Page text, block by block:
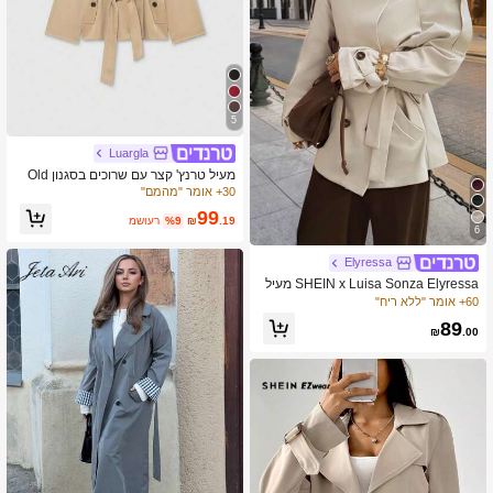
6
Elyressa
SHEIN x Luisa Sonza Elyressa מעיל
גשם לנשים עם שרוולים ארוכים בצבע א
60+ אומר "ללא ריח"
₪89.00
5
Luargla
מעיל טרנץ' קצר עם שרוכים בסגנון Old
Money, וינטג' מינימליסטי, אביבי ואסתט
30+ אומר "מהמם"
₪99.19
%9 משוער